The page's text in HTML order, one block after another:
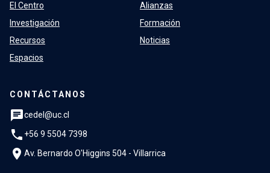
El Centro
Investigación
Recursos
Espacios
Alianzas
Formación
Noticias
CONTÁCTANOS
chatcedel@uc.cl
phone +56 9 5504 7398
location_on Av. Bernardo O'Higgins 504 - Villarrica